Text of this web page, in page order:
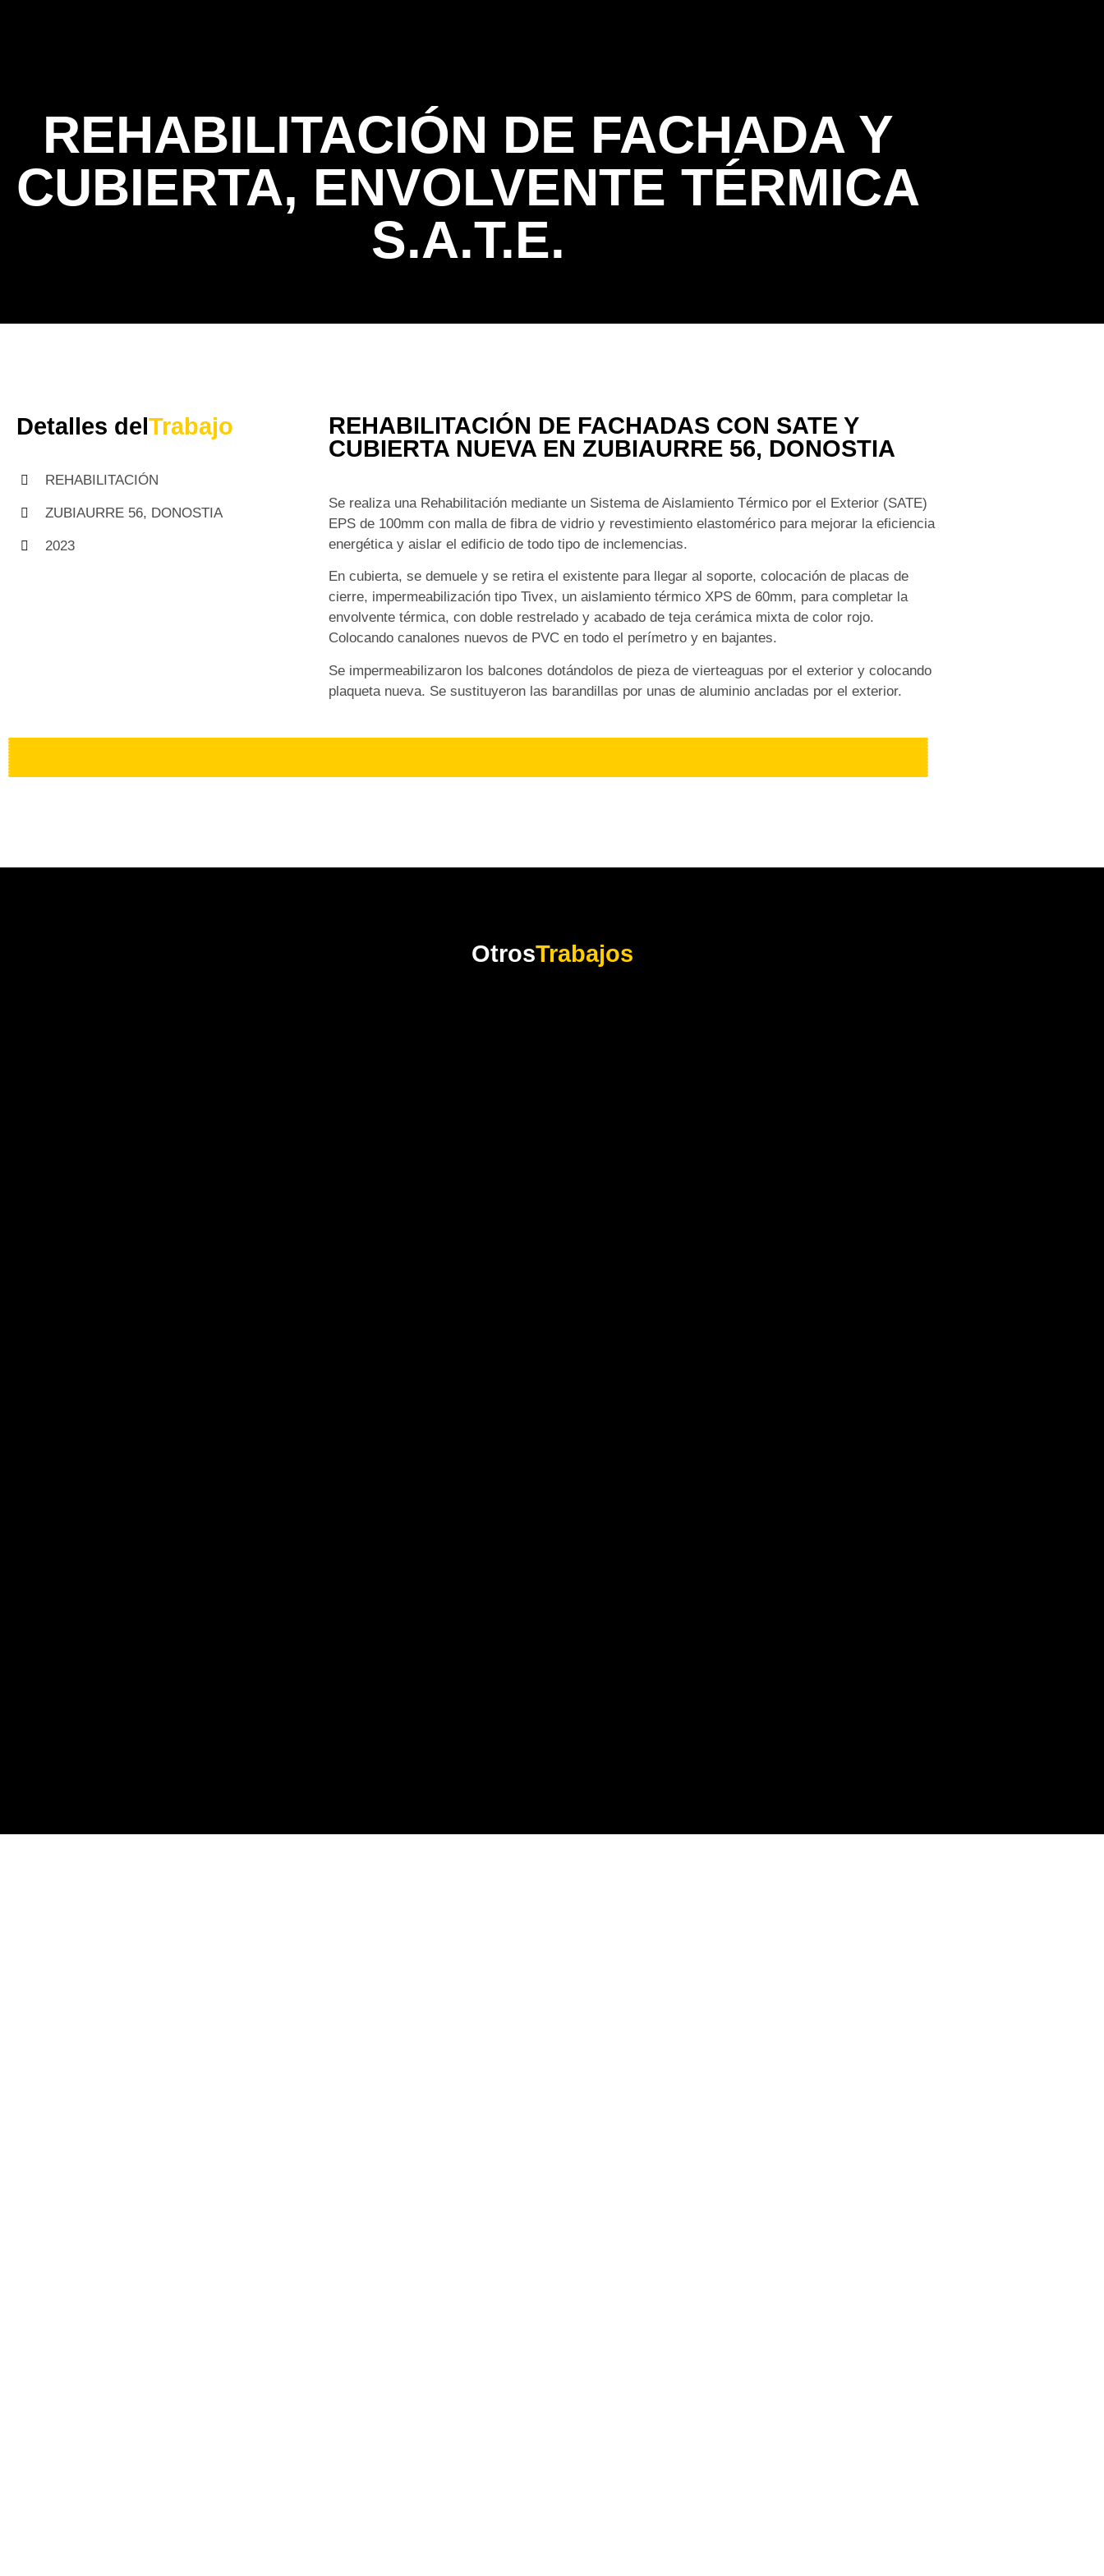
REHABILITACIÓN DE FACHADA Y
CUBIERTA, ENVOLVENTE TÉRMICA
S.A.T.E.
Detalles delTrabajo
REHABILITACIÓN
ZUBIAURRE 56, DONOSTIA
2023
REHABILITACIÓN DE FACHADAS CON SATE Y
CUBIERTA NUEVA EN ZUBIAURRE 56, DONOSTIA
Se realiza una Rehabilitación mediante un Sistema de Aislamiento Térmico por el Exterior (SATE)
EPS de 100mm con malla de fibra de vidrio y revestimiento elastomérico para mejorar la eficiencia
energética y aislar el edificio de todo tipo de inclemencias.
En cubierta, se demuele y se retira el existente para llegar al soporte, colocación de placas de
cierre, impermeabilización tipo Tivex, un aislamiento térmico XPS de 60mm, para completar la
envolvente térmica, con doble restrelado y acabado de teja cerámica mixta de color rojo.
Colocando canalones nuevos de PVC en todo el perímetro y en bajantes.
Se impermeabilizaron los balcones dotándolos de pieza de vierteaguas por el exterior y colocando
plaqueta nueva. Se sustituyeron las barandillas por unas de aluminio ancladas por el exterior.
OtrosTrabajos